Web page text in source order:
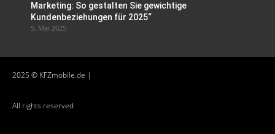
Marketing: So gestalten Sie gewichtige
Kundenbeziehungen für 2025“
5. Mai 2025
2025 © KFZmobile.de |
All rights reserved